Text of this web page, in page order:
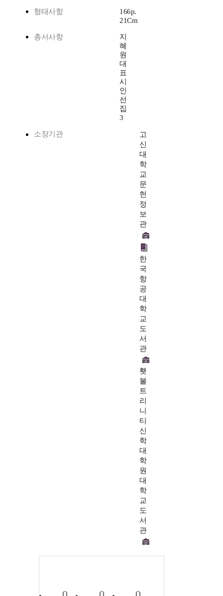
형태사항
166p.
21Cm
총서사항
지
혜
원
대
표
시
인
선
집
3
소장기관
고
신
대
학
교
문
헌
정
보
관
한
국
항
공
대
학
교
도
서
관
횃
불
트
리
니
티
신
학
대
학
원
대
학
교
도
서
관